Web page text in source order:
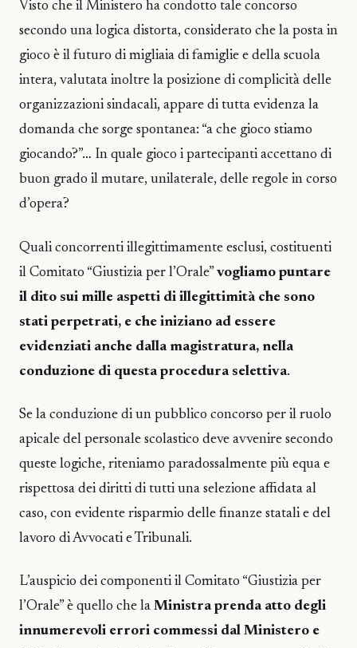
Visto che il Ministero ha condotto tale concorso
secondo una logica distorta, considerato che la posta in
gioco è il futuro di migliaia di famiglie e della scuola
intera, valutata inoltre la posizione di complicità delle
organizzazioni sindacali, appare di tutta evidenza la
domanda che sorge spontanea: “a che gioco stiamo
giocando?”… In quale gioco i partecipanti accettano di
buon grado il mutare, unilaterale, delle regole in corso
d’opera?
Quali concorrenti illegittimamente esclusi, costituenti
il Comitato “Giustizia per l’Orale” vogliamo puntare
il dito sui mille aspetti di illegittimità che sono
stati perpetrati, e che iniziano ad essere
evidenziati anche dalla magistratura, nella
conduzione di questa procedura selettiva.
Se la conduzione di un pubblico concorso per il ruolo
apicale del personale scolastico deve avvenire secondo
queste logiche, riteniamo paradossalmente più equa e
rispettosa dei diritti di tutti una selezione affidata al
caso, con evidente risparmio delle finanze statali e del
lavoro di Avvocati e Tribunali.
L’auspicio dei componenti il Comitato “Giustizia per
l’Orale” è quello che la Ministra prenda atto degli
innumerevoli errori commessi dal Ministero e